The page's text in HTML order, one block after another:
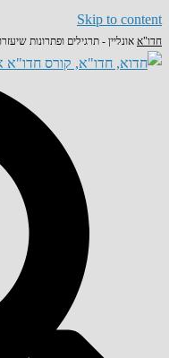
Skip to content
חדו"א אונליין - תרגילים ופתרונות